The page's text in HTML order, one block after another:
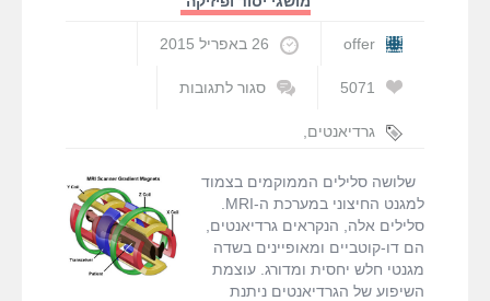
offer 26 באפריל 2015
5071
סגור לתגובות
MRI
גרדיאנטים
תמונה
שלושה סלילים הממוקמים בצמוד
סלילים אלה, הנקראים גרדיאנטים,
הם דו-קוטביים ומאופיינים בשדה
מגנטי חלש יחסית ומדורג. עוצמת
השיפוע של הגרדיאנטים ניתנת